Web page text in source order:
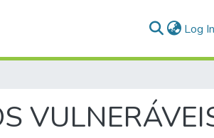
Log In